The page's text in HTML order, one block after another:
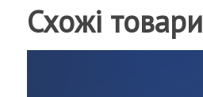
Схожі товари